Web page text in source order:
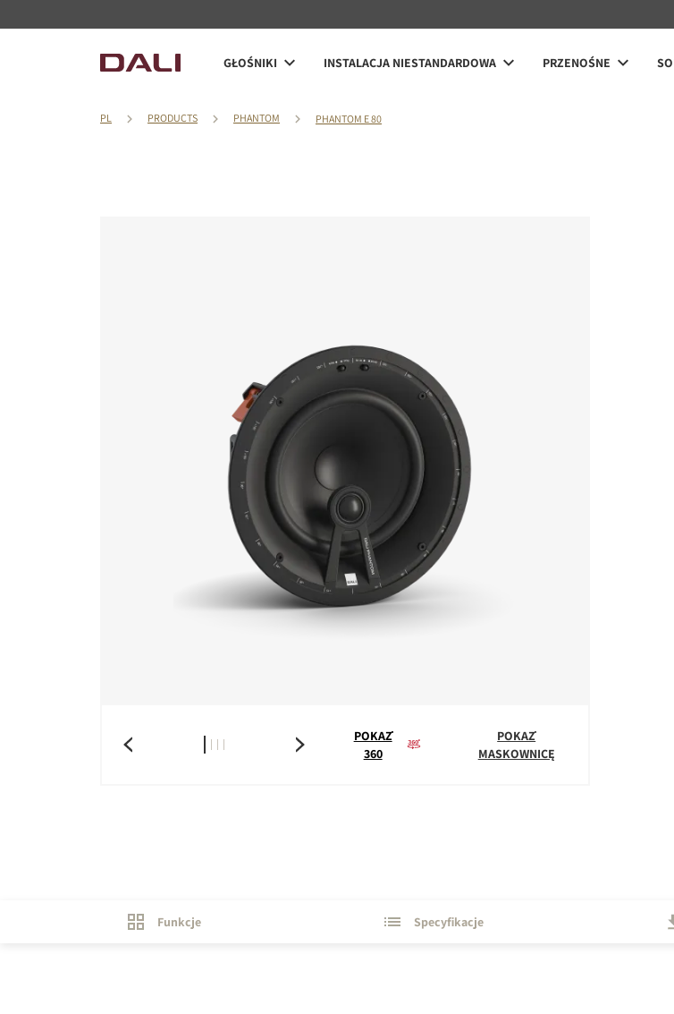
GŁOŚNIKI INSTALACJA NIESTANDARDOWA PRZENOŚNE
PL PRODUCTS PHANTOM PHANTOM E 80
POKAŻ
360
POKAŻ
MASKOWNICĘ
Funkcje Specyfikacje